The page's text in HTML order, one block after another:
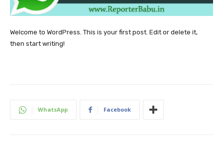
Welcome to WordPress. This is your first post. Edit or delete it,
then start writing!
WhatsApp Facebook